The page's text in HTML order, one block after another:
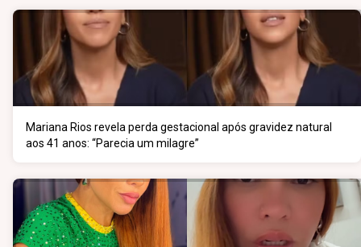
Mariana Rios revela perda gestacional após gravidez natural
aos 41 anos: “Parecia um milagre”